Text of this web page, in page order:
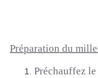
Préparation du
Préchauffez